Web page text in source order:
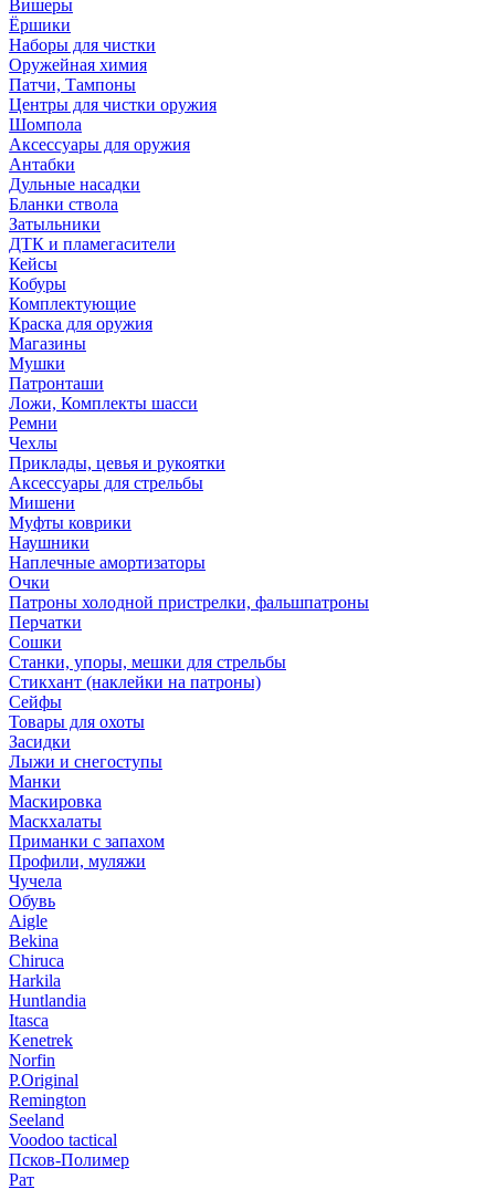
Вишеры
Ёршики
Наборы для чистки
Оружейная химия
Патчи, Тампоны
Центры для чистки оружия
Шомпола
Аксессуары для оружия
Антабки
Дульные насадки
Бланки ствола
Затыльники
ДТК и пламегасители
Кейсы
Кобуры
Комплектующие
Краска для оружия
Магазины
Мушки
Патронташи
Ложи, Комплекты шасси
Ремни
Чехлы
Приклады, цевья и рукоятки
Аксессуары для стрельбы
Мишени
Муфты коврики
Наушники
Наплечные амортизаторы
Очки
Патроны холодной пристрелки, фальшпатроны
Перчатки
Сошки
Станки, упоры, мешки для стрельбы
Стикхант (наклейки на патроны)
Сейфы
Товары для охоты
Засидки
Лыжи и снегоступы
Манки
Маскировка
Маскхалаты
Приманки с запахом
Профили, муляжи
Чучела
Обувь
Aigle
Bekina
Chiruсa
Harkila
Huntlandia
Itasca
Kenetrek
Norfin
P.Original
Remington
Seeland
Voodoo tactical
Псков-Полимер
Рат